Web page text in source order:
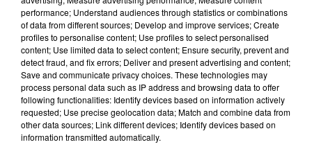
Aménager un school bus au
Canada et accueillir les bleus à
Boston,...
Born in the U.S.A - Bruce
performance; Understand audiences through statistics or combinations
of data from different sources; Develop and improve services; Create
profiles to personalise content; Use profiles to select personalised
content; Use limited data to select content; Ensure security, prevent and
detect fraud, and fix errors; Deliver and present advertising and content;
Save and communicate privacy choices. These technologies may
process personal data such as IP address and browsing data to offer
following functionalities: Identify devices based on information actively
requested; Use precise geolocation data; Match and combine data from
other data sources; Link different devices; Identify devices based on
information transmitted automatically.